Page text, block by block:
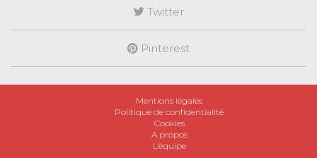
Twitter
Pinterest
Mentions légales
Politique de confidentialité
Cookies
A propos
L’équipe